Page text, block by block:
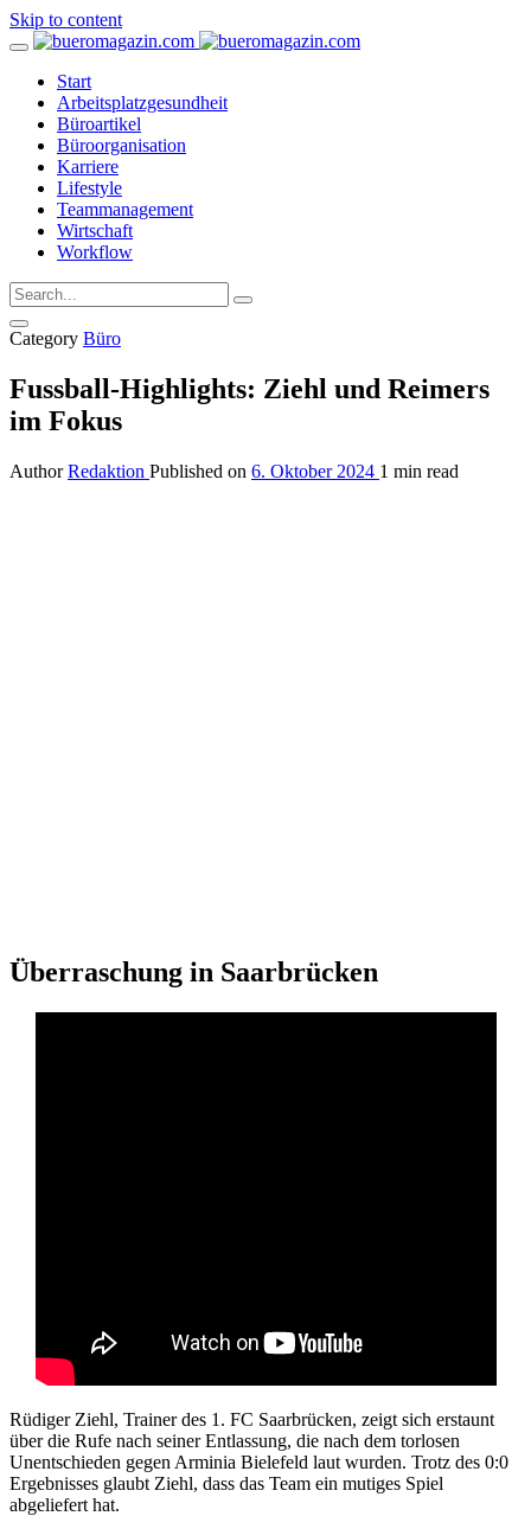
Skip to content
Start
Arbeitsplatzgesundheit
Büroartikel
Büroorganisation
Karriere
Lifestyle
Teammanagement
Wirtschaft
Workflow
Category Büro
Fussball-Highlights: Ziehl und Reimers
im Fokus
Author Redaktion Published on 6. Oktober 2024 1 min read
Überraschung in Saarbrücken
Rüdiger Ziehl, Trainer des 1. FC Saarbrücken, zeigt sich erstaunt
über die Rufe nach seiner Entlassung, die nach dem torlosen
Unentschieden gegen Arminia Bielefeld laut wurden. Trotz des 0:0
Ergebnisses glaubt Ziehl, dass das Team ein mutiges Spiel
abgeliefert hat.